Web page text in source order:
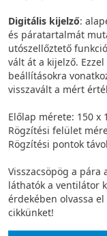
Digitális kijelző:
és páratartalmát
utószellőztető
vált át a kijelző.
beállításokra
visszavált a mért
Előlap mérete: 150 x
Rögzítési felület
Rögzítési pontok
Visszacsöpög a pára
láthatók a ventilátor
érdekében olvassa el
cikkünket!